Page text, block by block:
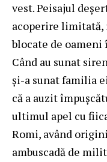
vest. Peisajul
acoperire limitată,
blocate de oameni
Când au sunat
și-a sunat familia
că a auzit
ultimul apel cu
Romi, având
ambuscadă de